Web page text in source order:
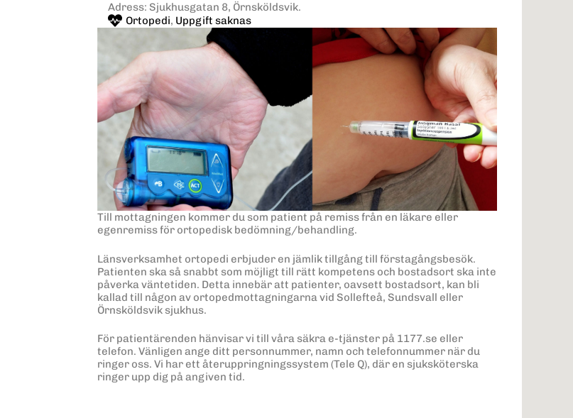
Adress: Sjukhusgatan 8, Örnsköldsvik.
Ortopedi, Uppgift saknas
Till mottagningen kommer du som patient på remiss från en läkare eller
egenremiss för ortopedisk bedömning/behandling.
Länsverksamhet ortopedi erbjuder en jämlik tillgång till förstagångsbesök.
Patienten ska så snabbt som möjligt till rätt kompetens och bostadsort ska inte
påverka väntetiden. Detta innebär att patienter, oavsett bostadsort, kan bli
kallad till någon av ortopedmottagningarna vid Sollefteå, Sundsvall eller
Örnsköldsvik sjukhus.
För patientärenden hänvisar vi till våra säkra e-tjänster på 1177.se eller
telefon. Vänligen ange ditt personnummer, namn och telefonnummer när du
ringer oss. Vi har ett återuppringningssystem (Tele Q), där en sjuksköterska
ringer upp dig på angiven tid.